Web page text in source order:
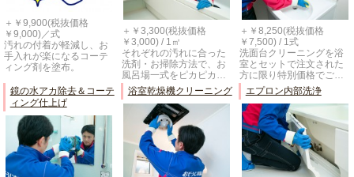
＋￥9,900(税抜価格
￥9,000)／式
汚れの付着が軽減し、お
手入れが楽になるコーテ
ィング剤を塗布。
＋￥3,300(税抜価格
￥3,000) / 1㎡
それぞれの汚れに合った
洗剤・お掃除方法で、お
風呂場一式をピカピカ…
＋￥8,250(税抜価格
￥7,500) / 1式
洗面台クリーニングを浴
室とセットで注文された
方に限り特別価格でご…
鏡の水アカ除去＆コーテ
ィング仕上げ
浴室乾燥機クリーニング エプロン内部洗浄